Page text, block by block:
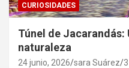
CURIOSIDADES
Túnel de Jacarandás:
naturaleza
24 junio, 2026 sara Suárez